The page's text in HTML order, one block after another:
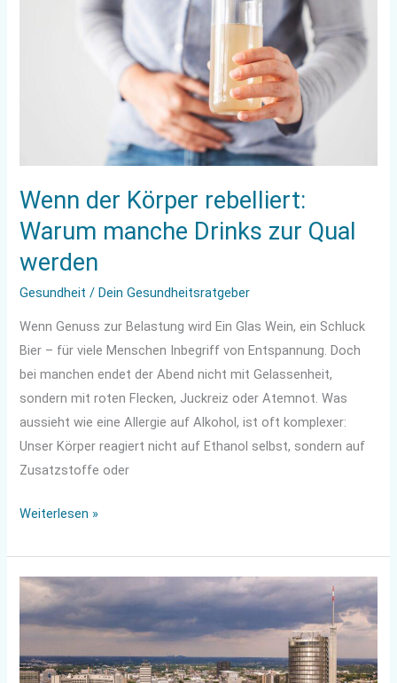
Wenn der Körper rebelliert:
Warum manche Drinks zur Qual
werden
Gesundheit /Dein Gesundheitsratgeber
Wenn Genuss zur Belastung wird Ein Glas Wein, ein Schluck
Bier – für viele Menschen Inbegriff von Entspannung. Doch
bei manchen endet der Abend nicht mit Gelassenheit,
sondern mit roten Flecken, Juckreiz oder Atemnot. Was
aussieht wie eine Allergie auf Alkohol, ist oft komplexer:
Unser Körper reagiert nicht auf Ethanol selbst, sondern auf
Zusatzstoffe oder
Qual
werden
Weiterlesen »
Zahngesundheit
in
Diese